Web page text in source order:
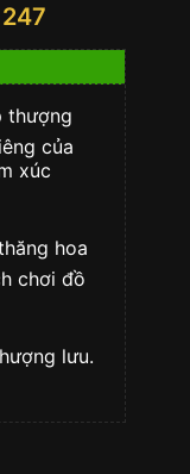
thượng
của
xúc
hoa
chơi đồ
lưu.